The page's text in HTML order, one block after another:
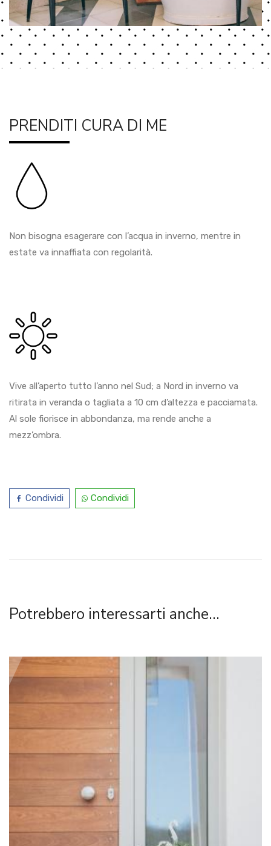
PRENDITI CURA DI ME
Non bisogna esagerare con l’acqua in inverno, mentre in
estate va innaffiata con regolarità.
Vive all’aperto tutto l’anno nel Sud; a Nord in inverno va
ritirata in veranda o tagliata a 10 cm d’altezza e pacciamata.
Al sole fiorisce in abbondanza, ma rende anche a
mezz’ombra.
Condividi Condividi
Potrebbero interessarti anche...